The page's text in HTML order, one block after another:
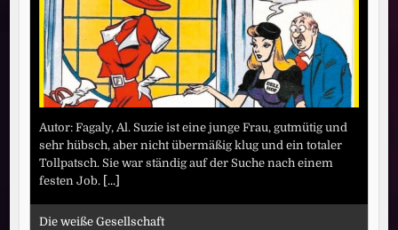
Autor: Fagaly, Al. Suzie ist eine junge Frau, gutmütig und
sehr hübsch, aber nicht übermäßig klug und ein totaler
Tollpatsch. Sie war ständig auf der Suche nach einem
festen Job. [...]
Die weiße Gesellschaft